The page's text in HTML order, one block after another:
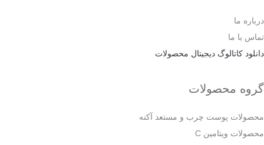
درباره ما
تماس با ما
دانلود کاتالوگ دیجیتال محصولات
گروه محصولات
محصولات پوست چرب و مستعد آکنه
محصولات ویتامین C